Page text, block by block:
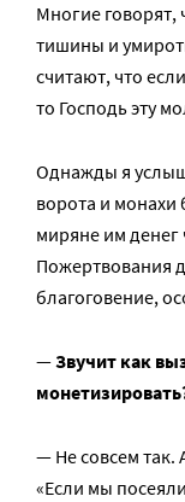
Многие говорят,
тишины и
считают, что
то Господь эту
Однажды я
ворота и монахи
миряне им денег
Пожертвования
благоговение,
—Звучит как
— Не совсем так.
«Если мы